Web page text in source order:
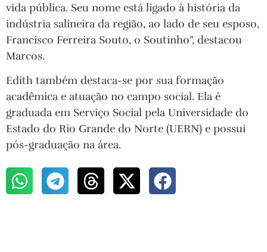
vida pública. Seu nome está ligado à história da
indústria salineira da região, ao lado de seu esposo,
Francisco Ferreira Souto, o Soutinho”, destacou
Marcos.
Edith também destaca-se por sua formação
acadêmica e atuação no campo social. Ela é
graduada em Serviço Social pela Universidade do
Estado do Rio Grande do Norte (UERN) e possui
pós-graduação na área.